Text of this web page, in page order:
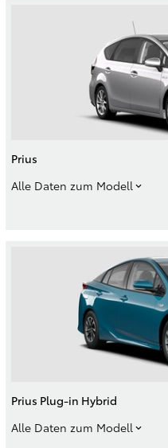
Prius
Alle Daten zum Modell
Prius Plug-in Hybrid
Alle Daten zum Modell